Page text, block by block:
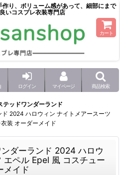
り、ボリューム感があって、細部にまで
いコスプレ衣装専門店
カート
ログイン マイページ 商品検索
テッドワンダーランド
2024 ハロウィン ナイトメアースーツ
装 オーダーメイド
ダーランド 2024 ハロウ
エペル Epel 風 コスチュー
メイド